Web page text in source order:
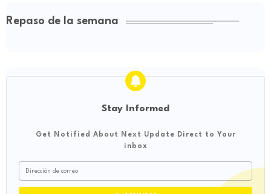
Repaso de la semana
Stay Informed
Get Notified About Next Update Direct to Your
inbox